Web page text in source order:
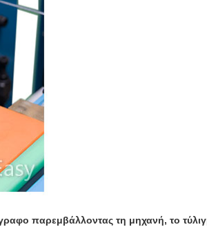
παρεμβάλλοντας τη μηχανή, το